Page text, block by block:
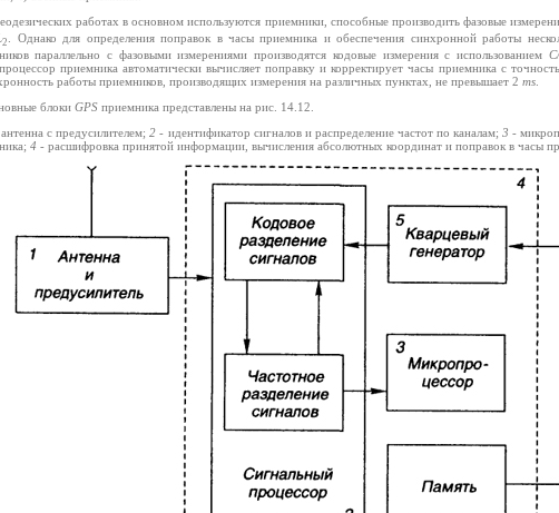
работах в основном используются приемники, способные производить фазовые
2
. Однако для определения поправок в часы приемника и обеспечения синхронной работы
параллельно с фазовыми измерениями производятся кодовые измерения с использованием
приемника автоматически вычисляет поправку и корректирует часы приемника с
работы приемников, производящих измерения на различных пунктах, не превышает 2 ms.
блоки GPS приемника представлены на рис. 14.12.
с предусилителем; 2 - идентификатор сигналов и распределение частот по каналам;3 -
4 - расшифровка принятой информации, вычисления абсолютных координат и поправок в часы